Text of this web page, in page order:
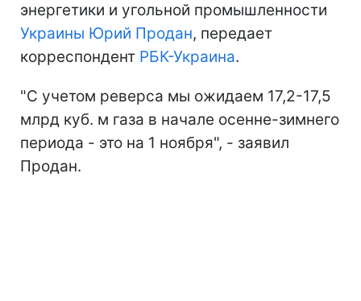
энергетики и угольной промышленности
Украины Юрий Продан, передает
корреспондент РБК-Украина.
"С учетом реверса мы ожидаем 17,2-17,5
млрд куб. м газа в начале осенне-зимнего
периода - это на 1 ноября", - заявил
Продан.